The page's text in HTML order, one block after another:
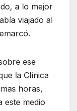
a lo mejor
viajado al
ese
la Clínica
horas,
este medio